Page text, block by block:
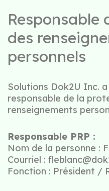
Responsable
des
personnels
Solutions Dok2U Inc.
responsable de la
renseignements
Responsable PRP :
Nom de la personne :
Courriel :
Fonction : Président /